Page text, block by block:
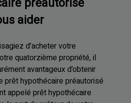
aider
d’acheter votre
quatorzième propriété, il
avantageux d’obtenir
prêt hypothécaire préautorisé
appelé prêt hypothécaire